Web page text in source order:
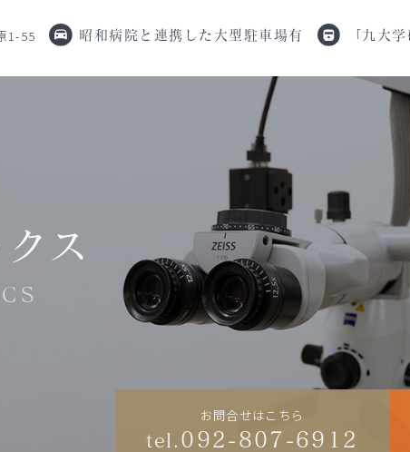
1-55 昭和病院と連携した 大型駐車場有 「九大
ス
お問合せはこちら
tel. 092-807-6912